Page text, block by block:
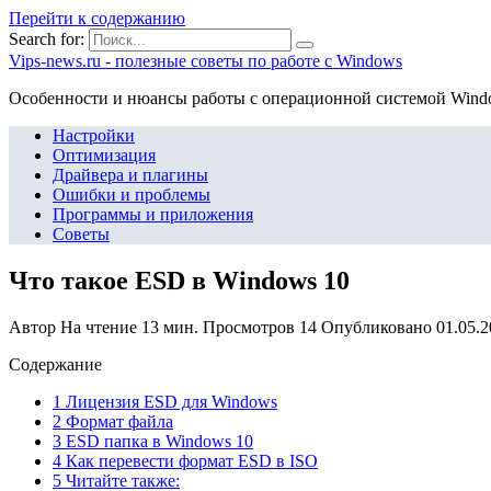
Перейти к содержанию
Search for:
Vips-news.ru - полезные советы по работе с Windows
Особенности и нюансы работы с операционной системой
Настройки
Оптимизация
Драйвера и плагины
Ошибки и проблемы
Программы и приложения
Советы
Что такое ESD в Windows 10
Автор На чтение 13 мин. Просмотров 14 Опубликовано
Содержание
1 Лицензия ESD для Windows
2 Формат файла
3 ESD папка в Windows 10
4 Как перевести формат ESD в ISO
5 Читайте также: